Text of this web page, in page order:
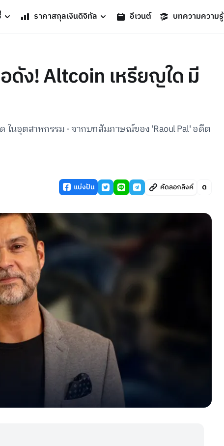
ราคาสกุลเงินดิจิทัล อีเวนต์ บทความความรู้
ง! Altcoin เหรียญใด มี
ในอุตสาหกรรม - จากบทสัมภาษณ์ของ 'Raoul Pal' อดีต
แบ่งปัน คัดลอกลิงค์